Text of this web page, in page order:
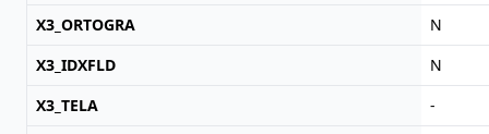
X3_ORTOGRA
N
X3_IDXFLD
N
X3_TELA
-